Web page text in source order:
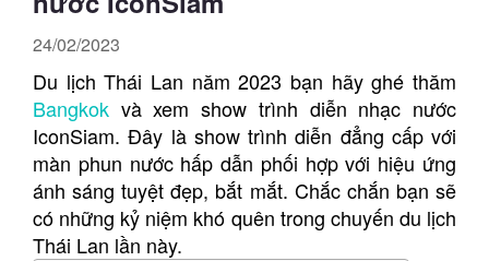
24/02/2023
Du lịch Thái Lan năm 2023 bạn hãy ghé thăm
Bangkok và xem show trình diễn nhạc nước
IconSiam. Đây là show trình diễn đẳng cấp với
màn phun nước hấp dẫn phối hợp với hiệu ứng
ánh sáng tuyệt đẹp, bắt mắt. Chắc chắn bạn sẽ
có những kỷ niệm khó quên trong chuyến du lịch
Thái Lan lần này.